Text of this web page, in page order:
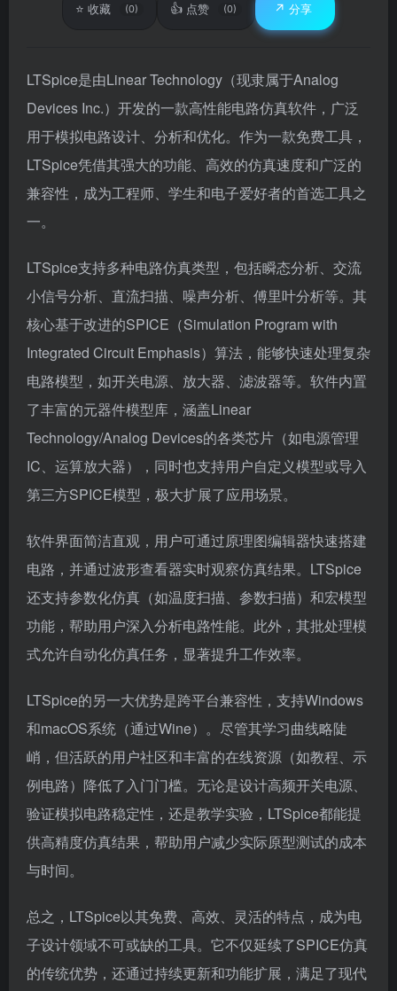
⭐ 收藏 (0) 👍 点赞 (0) ↗️ 分享
LTSpice是由Linear Technology（现隶属于Analog
Devices Inc.）开发的一款高性能电路仿真软件，广泛
用于模拟电路设计、分析和优化。作为一款免费工具，
LTSpice凭借其强大的功能、高效的仿真速度和广泛的
兼容性，成为工程师、学生和电子爱好者的首选工具之
一。
LTSpice支持多种电路仿真类型，包括瞬态分析、交流
小信号分析、直流扫描、噪声分析、傅里叶分析等。其
核心基于改进的SPICE（Simulation Program with
Integrated Circuit Emphasis）算法，能够快速处理复杂
电路模型，如开关电源、放大器、滤波器等。软件内置
了丰富的元器件模型库，涵盖Linear
Technology/Analog Devices的各类芯片（如电源管理
IC、运算放大器），同时也支持用户自定义模型或导入
第三方SPICE模型，极大扩展了应用场景。
软件界面简洁直观，用户可通过原理图编辑器快速搭建
电路，并通过波形查看器实时观察仿真结果。LTSpice
还支持参数化仿真（如温度扫描、参数扫描）和宏模型
功能，帮助用户深入分析电路性能。此外，其批处理模
式允许自动化仿真任务，显著提升工作效率。
LTSpice的另一大优势是跨平台兼容性，支持Windows
和macOS系统（通过Wine）。尽管其学习曲线略陡
峭，但活跃的用户社区和丰富的在线资源（如教程、示
例电路）降低了入门门槛。无论是设计高频开关电源、
验证模拟电路稳定性，还是教学实验，LTSpice都能提
供高精度仿真结果，帮助用户减少实际原型测试的成本
与时间。
总之，LTSpice以其免费、高效、灵活的特点，成为电
子设计领域不可或缺的工具。它不仅延续了SPICE仿真
的传统优势，还通过持续更新和功能扩展，满足了现代